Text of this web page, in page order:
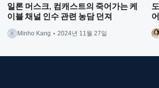
일론 머스크, 컴캐스트의 죽어가는 케
이블 채널 인수 관련 농담 던져
Minho Kang 2024년 11월 27일